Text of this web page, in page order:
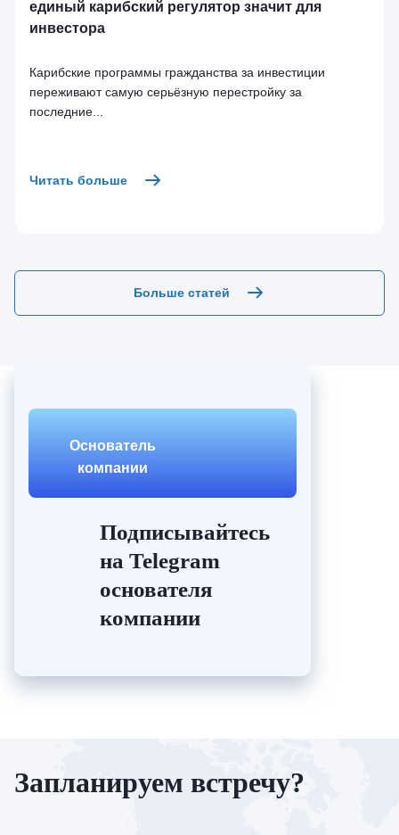
единый карибский регулятор значит для
инвестора
Карибские программы гражданства за инвестиции
переживают самую серьёзную перестройку за
последние...
Читать больше
Больше статей
Основатель
компании
Подписывайтесь
на Telegram
основателя
компании
Запланируем встречу?